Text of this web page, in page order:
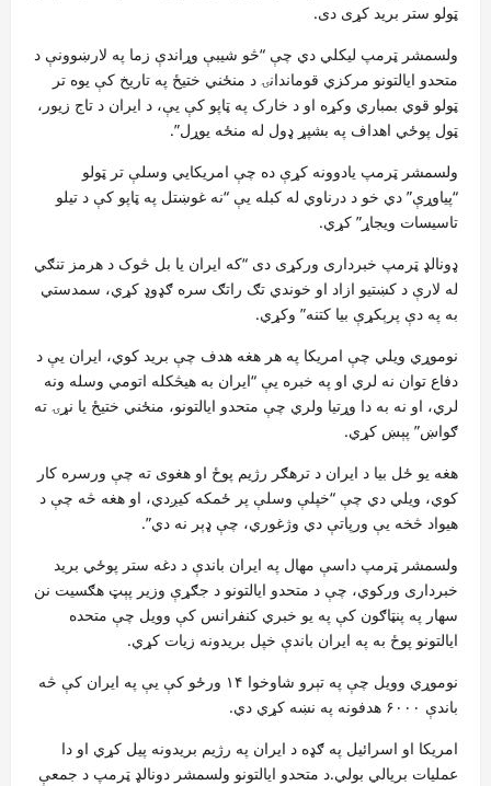
ټولو ستر برید کړی دی.
ولسمشر ټرمپ لیکلي دي چې “څو شیبې وړاندې زما په لارښوونې د
متحدو ایالتونو مرکزي قوماندانۍ د منځني ختیځ په تاریخ کې یوه تر
ټولو قوي بمباري وکړه او د خارک په ټاپو کې یې، د ایران د تاج زیور،
ټول پوځي اهداف په بشپړ ډول له منځه یوړل”.
ولسمشر ټرمپ یادوونه کړې ده چې امریکايي وسلې تر ټولو
“پیاوړې” دي خو د درناوي له کبله یې “نه غوښتل په ټاپو کې د تیلو
تاسیسات ویجاړ” کړي.
ډونالډ ټرمپ خبرداری ورکړی دی “که ایران یا بل څوک د هرمز تنګي
له لارې د کښتیو ازاد او خوندي تګ راتګ سره ګډوډ کړي، سمدستي
به په دې پرېکړې بیا کتنه” وکړي.
نوموړي ویلي چې امریکا په هر هغه هدف چې برید کوي، ایران یې د
دفاع توان نه لري او په خبره یې “ایران به هیڅکله اتومي وسله ونه
لري، او نه به دا وړتیا ولري چې متحدو ایالتونو، منځني ختیځ یا نړۍ ته
ګواښ” پېښ کړي.
هغه یو ځل بیا د ایران د ترهګر رژیم پوځ او هغوی ته چې ورسره کار
کوي، ویلي دي چې “خپلې وسلې پر ځمکه کیږدي، او هغه څه چې د
هیواد څخه یې ورپاتې دي وژغوري، چې ډېر نه دي”.
ولسمشر ټرمپ داسې مهال په ایران باندې د دغه ستر پوځي برید
خبرداری ورکوي، چې د متحدو ایالتونو د جګړې وزیر پېټ هګسیت نن
سهار په پنټاګون کې په یو خبري کنفرانس کې وویل چې متحده
ایالتونو پوځ به په ایران باندې خپل بریدونه زیات کړي.
نوموړي وویل چې په تېرو شاوخوا ۱۴ ورځو کې یې په ایران کې څه
باندې ۶۰۰۰ هدفونه په نښه کړي دي.
امریکا او اسرائیل په ګډه د ایران په رژیم بریدونه پيل کړي او دا
عملیات بریالي بولي.د متحدو ایالتونو ولسمشر دونالډ ټرمپ د جمعې